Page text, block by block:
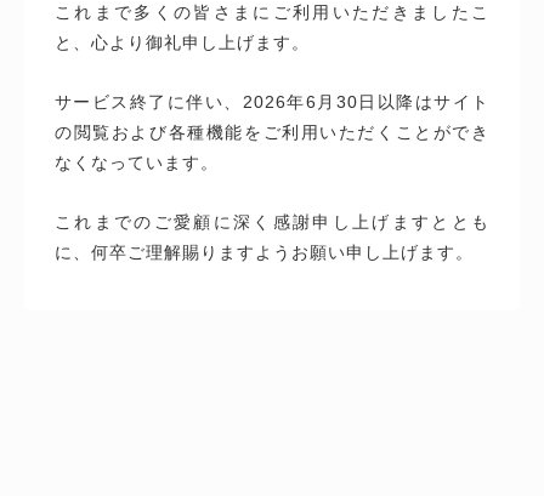
これまで多くの皆さまにご利用いただきましたこ
と、心より御礼申し上げます。
サービス終了に伴い、2026年6月30日以降はサイト
の閲覧および各種機能をご利用いただくことができ
なくなっています。
これまでのご愛顧に深く感謝申し上げますととも
に、何卒ご理解賜りますようお願い申し上げます。